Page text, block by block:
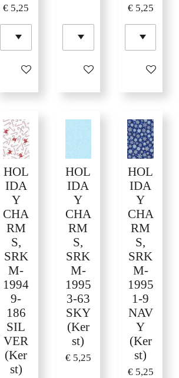
€ 5,25
In winkelwagen In winkelwagen
€ 5,25
In
HOL
IDA
Y
CHA
RM
S,
SRK
M-
1994
9-
186
SIL
VER
(Ker
st)
HOL
IDA
Y
CHA
RM
S,
SRK
M-
1995
3-63
SKY
(Ker
st)
€ 5,25
HOL
IDA
Y
CHA
RM
S,
SRK
M-
1995
1-9
NAV
Y
(Ker
st)
€ 5,25